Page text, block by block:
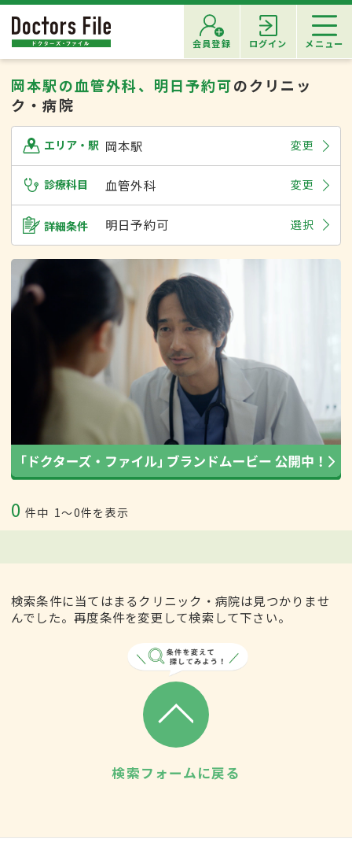
会員登録 ログイン メニュー
岡本駅の血管外科、明日予約可のクリニッ
ク・病院
エリア・駅 岡本駅 変更
診療科目 血管外科 変更
詳細条件 明日予約可 選択
0 件中 1〜0件を表示
検索条件に当てはまるクリニック・病院は見つかりませ
んでした。再度条件を変更して検索して下さい。
検索フォームに戻る